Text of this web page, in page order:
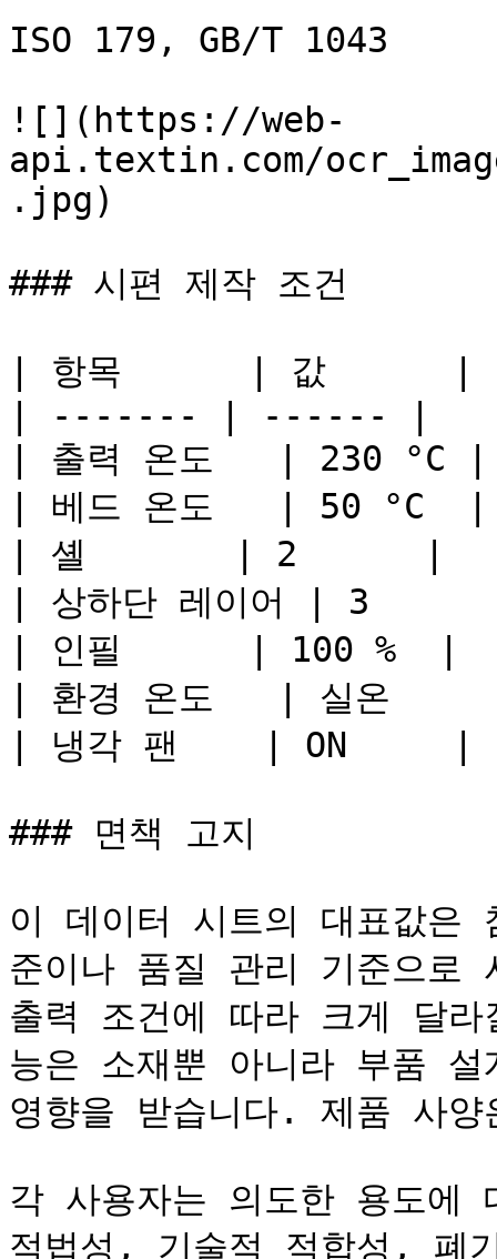
ISO 179, GB/T 1043
![](https://web-
api.textin.com/
.jpg)
### 시편 제작 조건
| 항목      | 값      |
| ------- | ------ |
| 출력 온도   | 230 °C |
| 베드 온도   | 50 °C  |
| 셸       | 2      |
| 상하단 레이어 | 3
| 인필      | 100 %  |
| 환경 온도   | 실온
| 냉각 팬    | ON     |
### 면책 고지
이 데이터 시트의 대표값
준이나 품질 관리 기준으로
출력 조건에 따라 크게 달
능은 소재뿐 아니라 부품
영향을 받습니다. 제품 사
각 사용자는 의도한 용도
적법성, 기술적 적합성, 폐